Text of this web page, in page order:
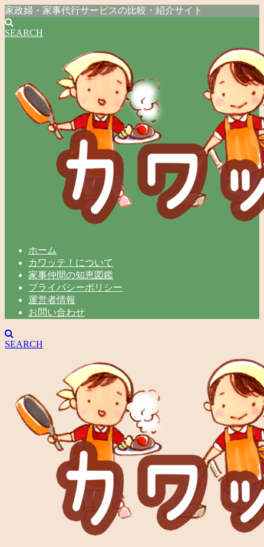
家政婦・家事代行サービスの比較・紹介サイト
SEARCH
ホーム
カワッテ！について
家事仲間の知恵図鑑
プライバシーポリシー
運営者情報
お問い合わせ
SEARCH